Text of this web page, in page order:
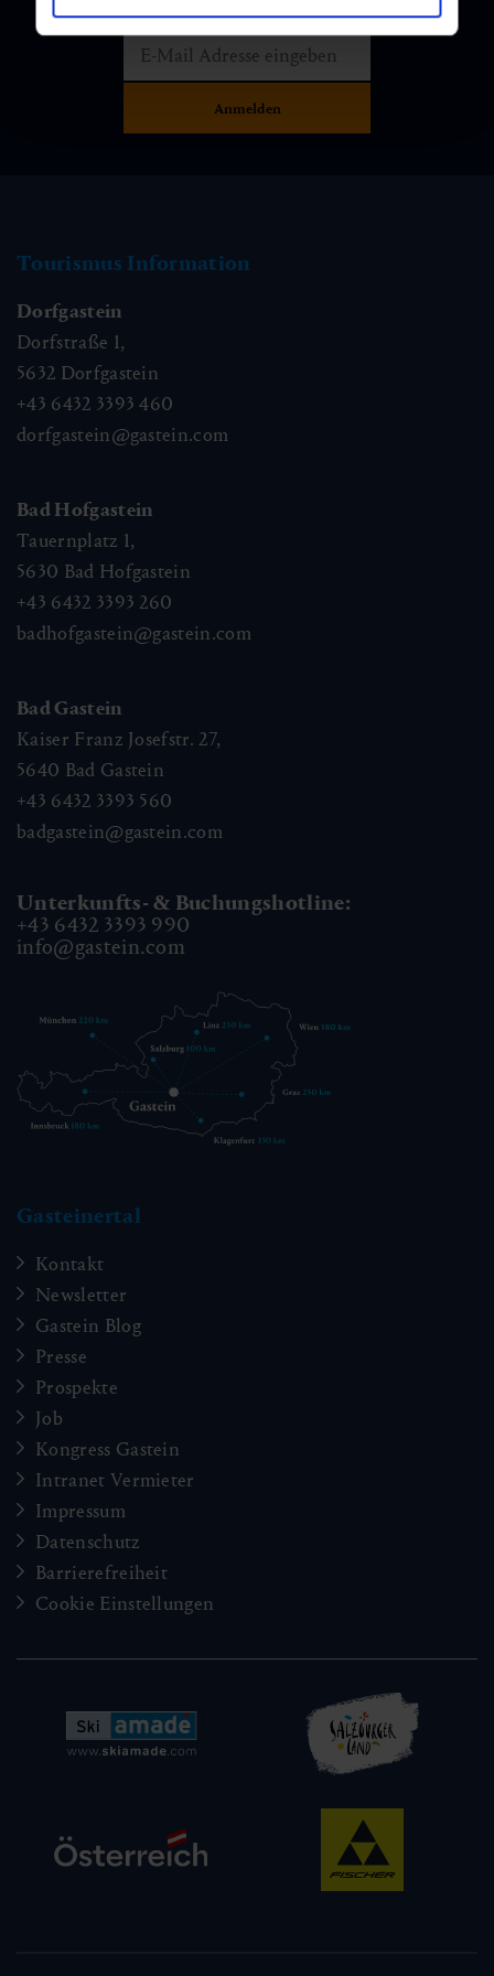
Tourismus Information
Dorfgastein
Dorfstraße 1,
5632 Dorfgastein
+43 6432 3393 460
dorfgastein@gastein.com
Bad Hofgastein
Tauernplatz 1,
5630 Bad Hofgastein
+43 6432 3393 260
badhofgastein@gastein.com
Bad Gastein
Kaiser Franz Josefstr. 27,
5640 Bad Gastein
+43 6432 3393 560
badgastein@gastein.com
Unterkunfts- & Buchungshotline:
+43 6432 3393 990
info@gastein.com
Gasteinertal
Kontakt
Newsletter
Gastein Blog
Presse
Prospekte
Job
Kongress Gastein
Intranet Vermieter
Impressum
Datenschutz
Barrierefreiheit
Cookie Einstellungen